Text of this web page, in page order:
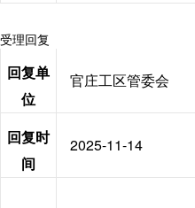
受理回复
回复单
位
官庄工区管委会
回复时
间
2025-11-14